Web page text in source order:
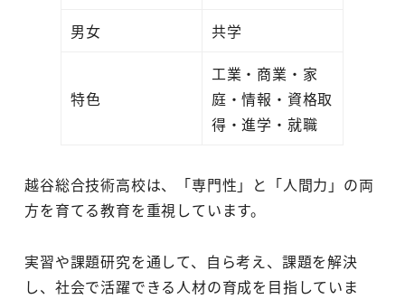
男女
共学
特色
工業・商業・家
庭・情報・資格取
得・進学・就職
越谷総合技術高校は、「専門性」と「人間力」の両
方を育てる教育を重視しています。
実習や課題研究を通して、自ら考え、課題を解決
し、社会で活躍できる人材の育成を目指していま